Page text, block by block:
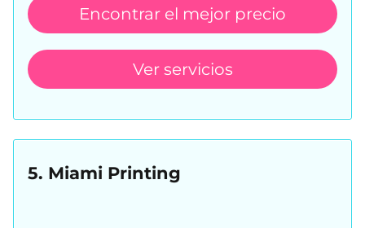
Encontrar el mejor precio
Ver servicios
5. Miami Printing